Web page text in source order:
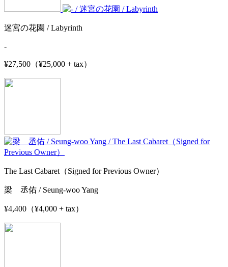
迷宮の花園 / Labyrinth
-
¥27,500（¥25,000 + tax）
The Last Cabaret（Signed for Previous Owner）
梁 丞佑 / Seung-woo Yang
¥4,400（¥4,000 + tax）